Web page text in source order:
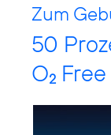
Zum
50
O2